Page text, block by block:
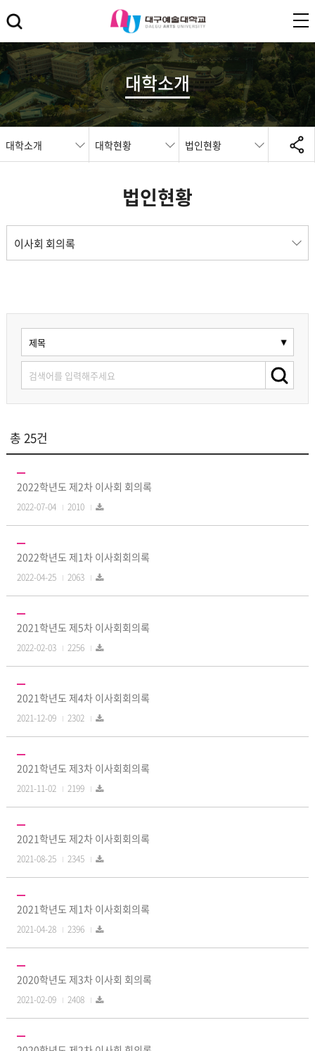
대학소개
대학소개 대학현황 법인현황
법인현황
이사회 회의록
총 25건
2022학년도 제2차 이사회 회의록
2022-07-04 2010
2022학년도 제1차 이사회회의록
2022-04-25 2063
2021학년도 제5차 이사회회의록
2022-02-03 2256
2021학년도 제4차 이사회회의록
2021-12-09 2302
2021학년도 제3차 이사회회의록
2021-11-02 2199
2021학년도 제2차 이사회회의록
2021-08-25 2345
2021학년도 제1차 이사회회의록
2021-04-28 2396
2020학년도 제3차 이사회 회의록
2021-02-09 2408